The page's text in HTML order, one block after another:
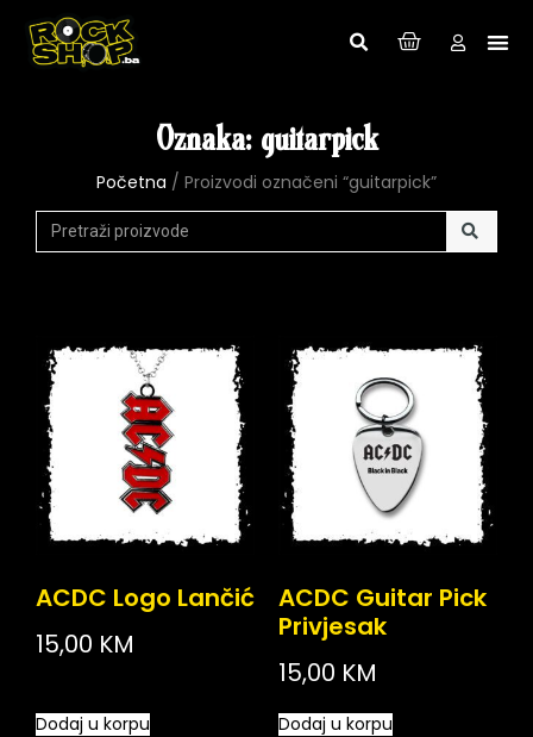
Oznaka: guitarpick
Početna / Proizvodi označeni “guitarpick”
ACDC Logo Lančić
15,00 KM
Dodaj u korpu
ACDC Guitar Pick
Privjesak
15,00 KM
Dodaj u korpu